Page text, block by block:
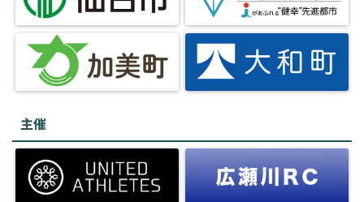
主催